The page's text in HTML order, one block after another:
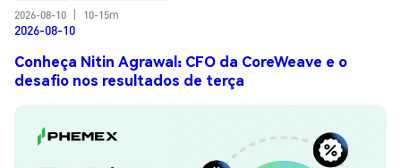
2026-08-10
10-15m
2026-08-10
Conheça Nitin Agrawal: CFO da CoreWeave e o
desafio nos resultados de terça